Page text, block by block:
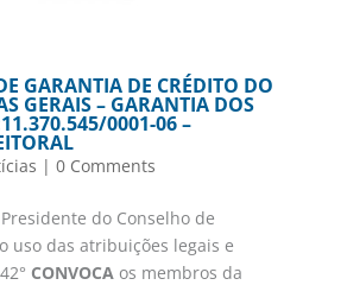
GARANTIA DE CRÉDITO DO
GERAIS – GARANTIA DOS
0001-06 –
| 0 Comments
do Conselho de
uso das atribuições legais e
CONVOCAos membros da